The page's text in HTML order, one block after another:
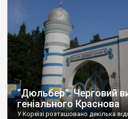
“Дюльбер”. Черговий
геніального Краснова
У Кореїзі розташовано декілька